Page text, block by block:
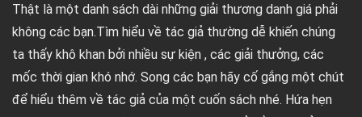
Thật là một danh sách dài những giải thương danh giá phải
không các bạn.Tìm hiểu về tác giả thường dễ khiến chúng
ta thấy khô khan bởi nhiều sự kiện , các giải thưởng, các
mốc thời gian khó nhớ. Song các bạn hãy cố gắng một chút
để hiểu thêm về tác giả của một cuốn sách nhé. Hứa hẹn